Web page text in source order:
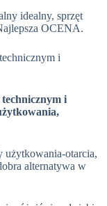
idealny, sprzęt
OCENA.
i
i
użytkowania-otarcia,
alternatywa w